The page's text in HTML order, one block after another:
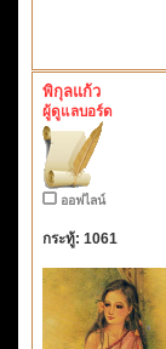
พิกุลแก้ว
ผู้ดูแลบอร์ด
ออฟไลน์
กระทู้: 1061